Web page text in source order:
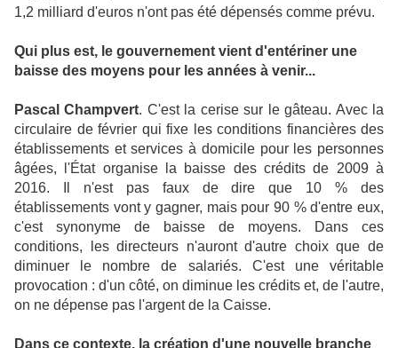
1,2 milliard d'euros n'ont pas été dépensés comme prévu.
Qui plus est, le gouvernement vient d'entériner une
baisse des moyens pour les années à venir...
Pascal Champvert. C'est la cerise sur le gâteau. Avec la
circulaire de février qui fixe les conditions financières des
établissements et services à domicile pour les personnes
âgées, l'État organise la baisse des crédits de 2009 à
2016. Il n'est pas faux de dire que 10 % des
établissements vont y gagner, mais pour 90 % d'entre eux,
c'est synonyme de baisse de moyens. Dans ces
conditions, les directeurs n'auront d'autre choix que de
diminuer le nombre de salariés. C'est une véritable
provocation : d'un côté, on diminue les crédits et, de l'autre,
on ne dépense pas l'argent de la Caisse.
Dans ce contexte, la création d'une nouvelle branche